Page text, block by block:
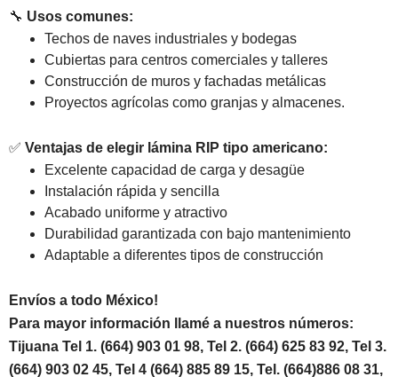
🔧 Usos comunes:
Techos de naves industriales y bodegas
Cubiertas para centros comerciales y talleres
Construcción de muros y fachadas metálicas
Proyectos agrícolas como granjas y almacenes.
✅ Ventajas de elegir lámina RIP tipo americano:
Excelente capacidad de carga y desagüe
Instalación rápida y sencilla
Acabado uniforme y atractivo
Durabilidad garantizada con bajo mantenimiento
Adaptable a diferentes tipos de construcción
Envíos a todo México!
Para mayor información llamé a nuestros números:
Tijuana Tel 1. (664) 903 01 98, Tel 2. (664) 625 83 92, Tel 3.
(664) 903 02 45, Tel 4 (664) 885 89 15, Tel. (664)886 08 31,